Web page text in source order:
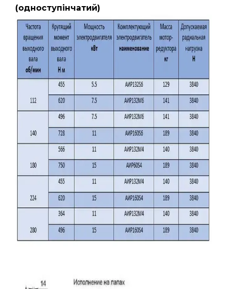
(одноступінчатий)